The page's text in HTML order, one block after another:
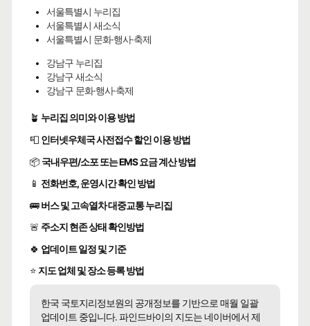
서울특별시 누리집
서울특별시 새소식
서울특별시 문화·행사·축제
강남구 누리집
강남구 새소식
강남구 문화·행사·축제
🪴 누리집 의미와 이용 방법
📮 인터넷우체국 사전접수 할인 이용 방법
📦 국내우편/소포 또는 EMS 요금 계산 방법
📱 전화번호, 운영시간 확인 방법
🚌버스 및 고속열차 대중교통 누리집
🚨 주소지 현존 상태 확인방법
🍀 업데이트 일정 및 기준
⭐ 지도 업체 및 장소 등록 방법
한국 국토지리정보원의 공개정보를 기반으로 매월 일괄
업데이트 중입니다. 파인드바이의 지도는 네이버에서 제